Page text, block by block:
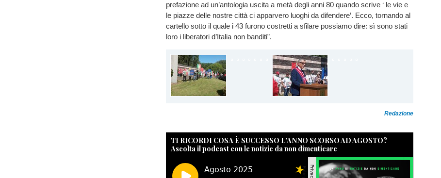
prefazione ad un’antologia uscita a metà degli anni 80 quando scrive ‘ le vie e
le piazze delle nostre città ci apparvero luoghi da difendere’. Ecco, tornando al
cartello sotto il quale i 43 furono costretti a sfilare possiamo dire: sì sono stati
loro i liberatori d’Italia non banditi”.
Redazione
TI RICORDI COSA È SUCCESSO L’ANNO SCORSO AD AGOSTO?
Ascolta il podcast con le notizie da non dimenticare